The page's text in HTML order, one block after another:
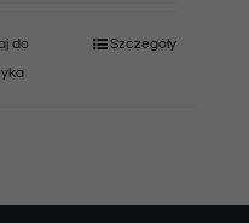
do
Szczegóły